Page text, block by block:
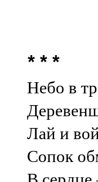
* * *
Небо в
Лай и
Сопок